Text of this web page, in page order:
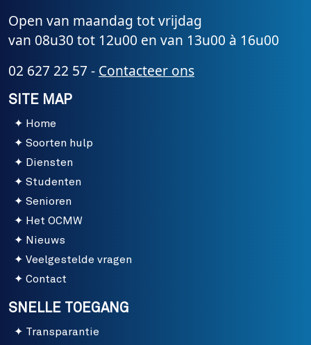
Open van maandag tot vrijdag
van 08u30 tot 12u00 en van 13u00 à 16u00
02 627 22 57 - Contacteer ons
SITE MAP
Home
Soorten hulp
Diensten
Studenten
Senioren
Het OCMW
Nieuws
Veelgestelde vragen
Contact
SNELLE TOEGANG
Transparantie